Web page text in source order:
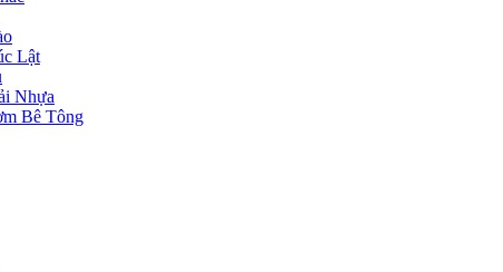
Lật
Nhựa
Bê Tông